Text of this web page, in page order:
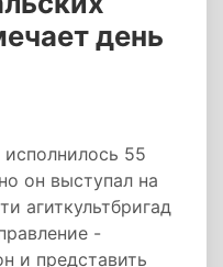
день
55
он выступал на
агиткультбригад
-
и представить